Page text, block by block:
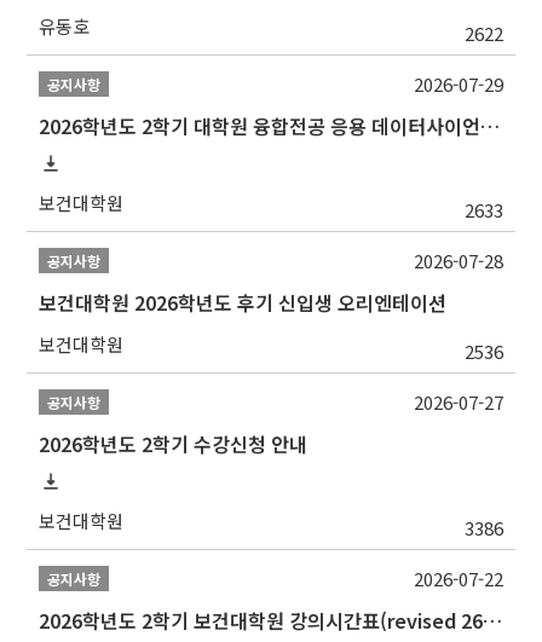
유동호 2622
공지사항
2026학년도 2학기 대학원 융합전공 응용 데이터사이언스 선발 계획 알림
보건대학원 2633
2026-07-29
공지사항
보건대학원 2026학년도 후기 신입생 오리엔테이션
보건대학원 2536
2026-07-28
공지사항
2026학년도 2학기 수강신청 안내
보건대학원 3386
2026-07-27
공지사항
2026학년도 2학기 보건대학원 강의시간표(revised 260803)(2026 2nd SEMESTER SNU GSPH TIMETABLE)
2026-07-22